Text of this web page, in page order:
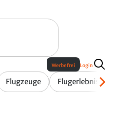
Flugzeuge Flugerlebnis
Werbefrei Login